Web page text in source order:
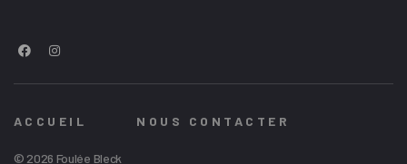
ACCUEIL NOUS CONTACTER
© 2026 Foulée Bleck